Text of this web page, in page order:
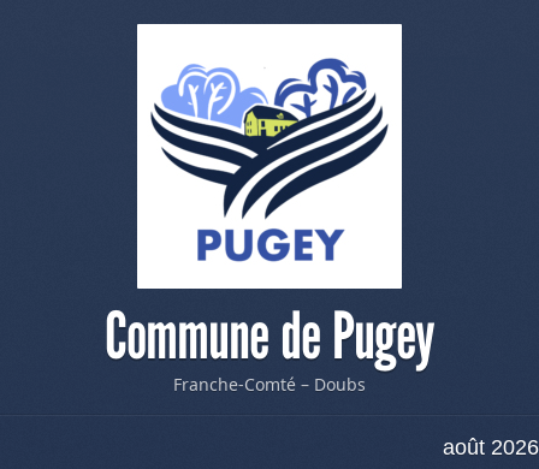
Commune de Pugey
Franche-Comté – Doubs
août 2026